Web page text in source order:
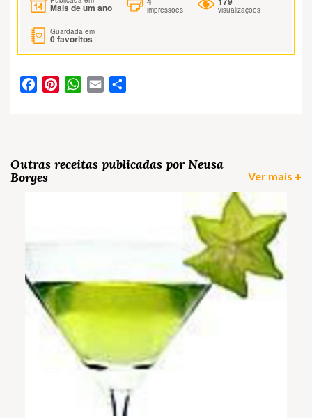
Mais de um ano impressões visualizações
Guardada em
0favoritos
FacebookPinterestWhatsApp
Email
Outras receitas publicadas por Neusa
Borges
Ver mais +